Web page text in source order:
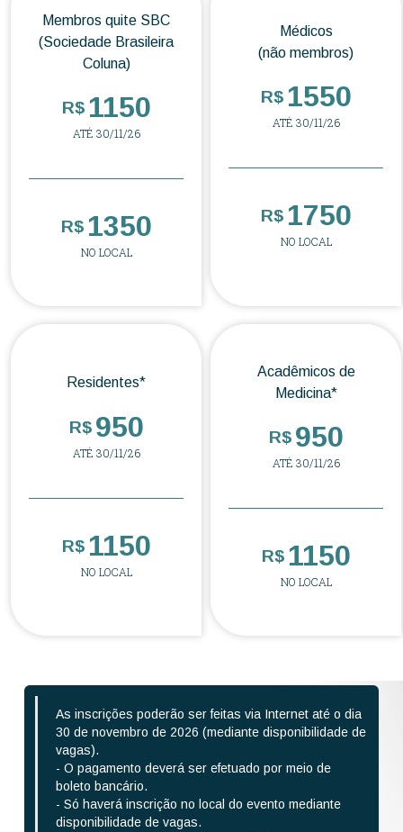
Membros quite SBC
(Sociedade Brasileira
Coluna)
R$ 1150
ATÉ 30/11/26
R$ 1350
NO LOCAL
Médicos
(não membros)
R$ 1550
ATÉ 30/11/26
R$ 1750
NO LOCAL
Residentes*
R$ 950
ATÉ 30/11/26
R$ 1150
NO LOCAL
Acadêmicos de
Medicina*
R$ 950
ATÉ 30/11/26
R$ 1150
NO LOCAL
As inscrições poderão ser feitas via Internet até o dia
30 de novembro de 2026 (mediante disponibilidade de
vagas).
- O pagamento deverá ser efetuado por meio de
boleto bancário.
- Só haverá inscrição no local do evento mediante
disponibilidade de vagas.